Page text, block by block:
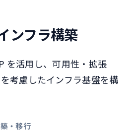
ンフラ構築
を活用し、可用性・拡張
考慮したインフラ基盤を構
・移行